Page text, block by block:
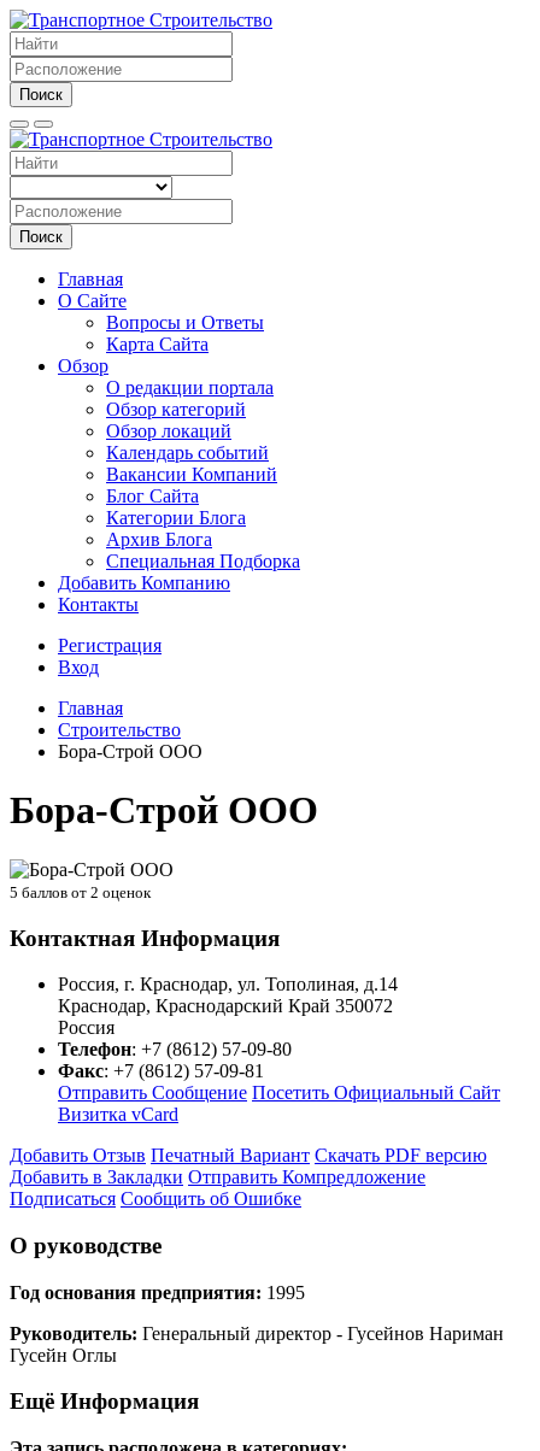
Поиск
Поиск
Главная
О Сайте
Вопросы и Ответы
Карта Сайта
Обзор
О редакции портала
Обзор категорий
Обзор локаций
Календарь событий
Вакансии Компаний
Блог Сайта
Категории Блога
Архив Блога
Специальная Подборка
Добавить Компанию
Контакты
Регистрация
Вход
Главная
Строительство
Бора-Строй ООО
Бора-Строй ООО
5 баллов от 2 оценок
Контактная Информация
Россия, г. Краснодар, ул. Тополиная, д.14
Краснодар, Краснодарский Край 350072
Россия
Телефон: +7 (8612) 57-09-80
Факс: +7 (8612) 57-09-81
Отправить Сообщение Посетить Официальный Сайт
Визитка vCard
Добавить Отзыв Печатный Вариант Скачать PDF версию
Добавить в Закладки Отправить Компредложение
Подписаться Сообщить об Ошибке
О руководстве
Год основания предприятия: 1995
Руководитель: Генеральный директор - Гусейнов Нариман
Гусейн Оглы
Ещё Информация